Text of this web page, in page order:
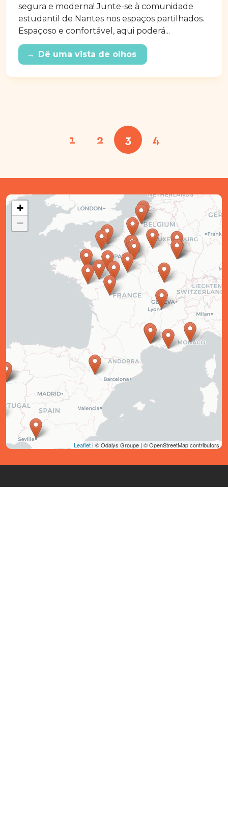
segura e moderna! Junte-se à comunidade
estudantil de Nantes nos espaços partilhados.
Espaçoso e confortável, aqui poderá...
→ Dê uma vista de olhos
1 2 3 4
+
−
Leaflet | © Odalys Groupe | © OpenStreetMap contributors